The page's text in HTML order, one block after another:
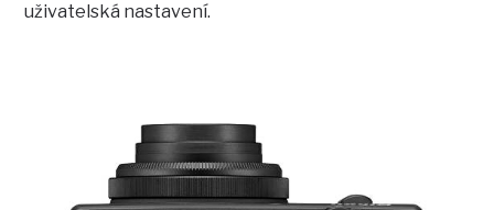
uživatelská nastavení.